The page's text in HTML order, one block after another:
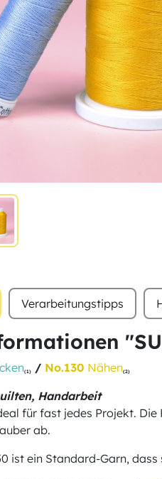
Verarbeitungstipps
(1) / No.130 Nähen(2)
Handarbeit
für fast jedes Projekt.
ab.
ist ein Standard-Garn,